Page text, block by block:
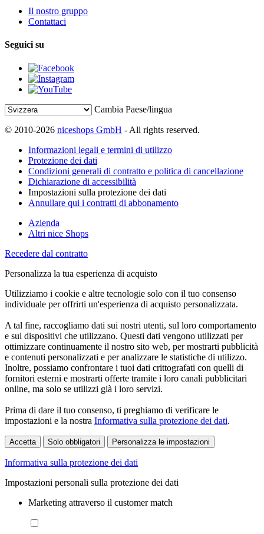
Il nostro gruppo
Contattaci
Seguici su
Cambia Paese/lingua
© 2010-2026 niceshops GmbH - All rights reserved.
Informazioni legali e termini di utilizzo
Protezione dei dati
Condizioni generali di contratto e politica di cancellazione
Dichiarazione di accessibilità
Impostazioni sulla protezione dei dati
Annullare qui i contratti di abbonamento
Azienda
Altri nice Shops
Recedere dal contratto
Personalizza la tua esperienza di acquisto
Utilizziamo i cookie e altre tecnologie solo con il tuo consenso
individuale per offrirti un'esperienza di acquisto personalizzata.
A tal fine, raccogliamo dati sui nostri utenti, sul loro comportamento
e sui dispositivi che utilizzano. Questi dati vengono utilizzati per
ottimizzare continuamente il nostro sito web, per mostrarti pubblicità
e contenuti personalizzati e per analizzare le statistiche di utilizzo.
Inoltre, possiamo confrontare i tuoi dati crittografati con quelli di
fornitori esterni e mostrarti offerte tramite i loro canali pubblicitari
online, ma solo se utilizzi già i loro servizi.
Prima di dare il tuo consenso, ti preghiamo di verificare le
impostazioni e la nostra Informativa sulla protezione dei dati.
Accetta Solo obbligatori Personalizza le impostazioni
Informativa sulla protezione dei dati
Impostazioni personali sulla protezione dei dati
Marketing attraverso il customer match